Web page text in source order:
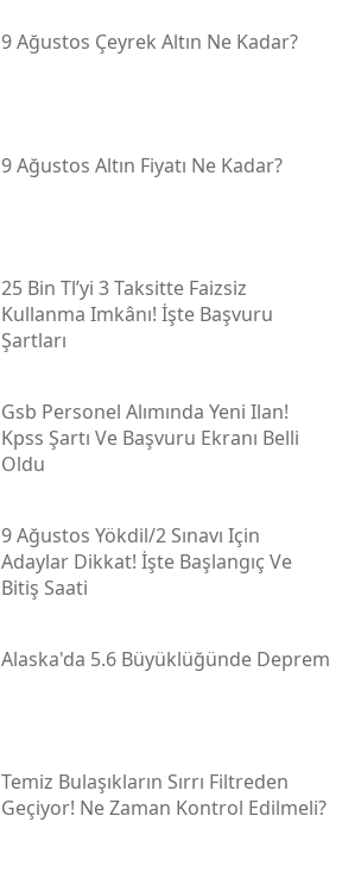
9 Ağustos Çeyrek Altın Ne Kadar?
9 Ağustos Altın Fiyatı Ne Kadar?
25 Bin Tl’yi 3 Taksitte Faizsiz
Kullanma Imkânı! İşte Başvuru
Şartları
Gsb Personel Alımında Yeni Ilan!
Kpss Şartı Ve Başvuru Ekranı Belli
Oldu
9 Ağustos Yökdi̇l/2 Sınavı Için
Adaylar Dikkat! İşte Başlangıç Ve
Bitiş Saati
Alaska'da 5.6 Büyüklüğünde Deprem
Temiz Bulaşıkların Sırrı Filtreden
Geçiyor! Ne Zaman Kontrol Edilmeli?